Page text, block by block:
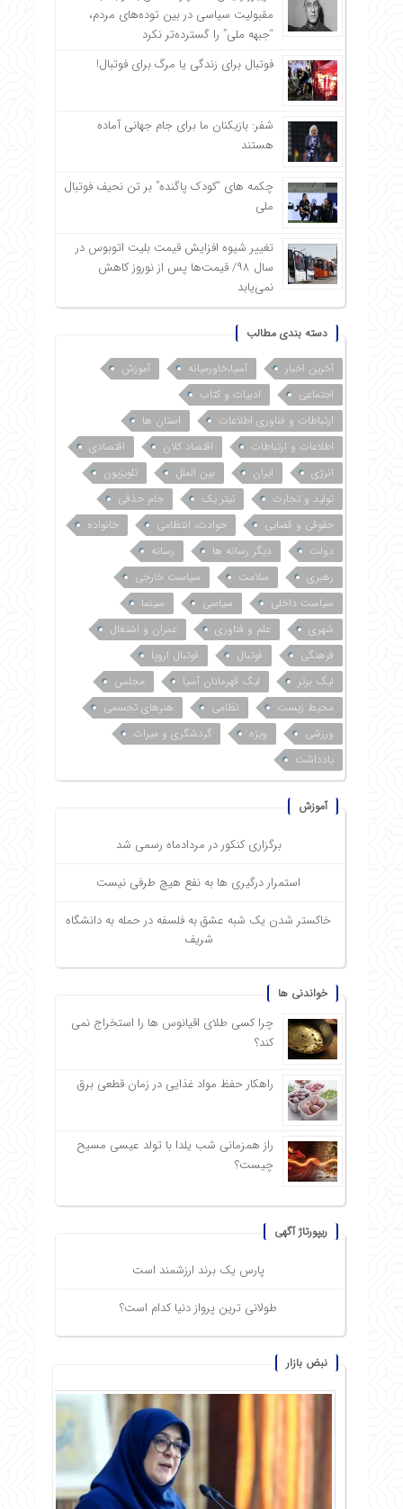
مقبولیت سیاسی در بین توده‌های مردم،
“جبهه ملی” را گسترده‌تر نکرد
فوتبال برای زندگی یا مرگ برای فوتبال!
شفر: بازیکنان ما برای جام جهانی آماده
هستند
چکمه های “کودک پاگنده” بر تن نحیف فوتبال
ملی
تغییر شیوه افزایش قیمت بلیت اتوبوس در
سال ۹۸/ قیمت‌ها پس از نوروز کاهش
نمی‌یابد
دسته بندی مطالب
آخرین اخبار آسیا،خاورمیانه
آموزش
اجتماعی
ادبیات و کتاب
ارتباطات و فناوری اطلاعات
استان ها
اطلاعات و ارتباطات
اقتصاد کلان
اقتصادی
انرژی
ایران بین الملل
تلویزیون
تولید و تجارت
تیتر یک
جام حذفی
حقوقی و قضایی
حوادث، انتظامی
خانواده
دولت
دیگر رسانه ها
رسانه
رهبری
سلامت
سیاست خارجی
سیاست داخلی
سیاسی
سینما
شهری
علم و فناوری
عمران و اشتغال
فرهنگی
فوتبال
فوتبال اروپا
لیگ برتر
لیگ قهرمانان آسیا
مجلس
محیط زیست
نظامی
هنرهای تجسمی
ورزشی
ویژه
گردشگری و میراث
یادداشت
آموزش
برگزاری کنکور در مردادماه رسمی شد
استمرار درگیری ها به نفع هیچ طرفی نیست
خاکستر شدن یک شبه عشق به فلسفه در حمله به دانشگاه
شریف
خواندنی ها
چرا کسی طلای اقیانوس ها را استخراج نمی
کند؟
راهکار حفظ مواد غذایی در زمان قطعی برق
راز همزمانی شب یلدا با تولد عیسی مسیح
چیست؟
ریپورتاژ آگهی
پارس یک برند ارزشمند است
طولانی ترین پرواز دنیا کدام است؟
نبض بازار